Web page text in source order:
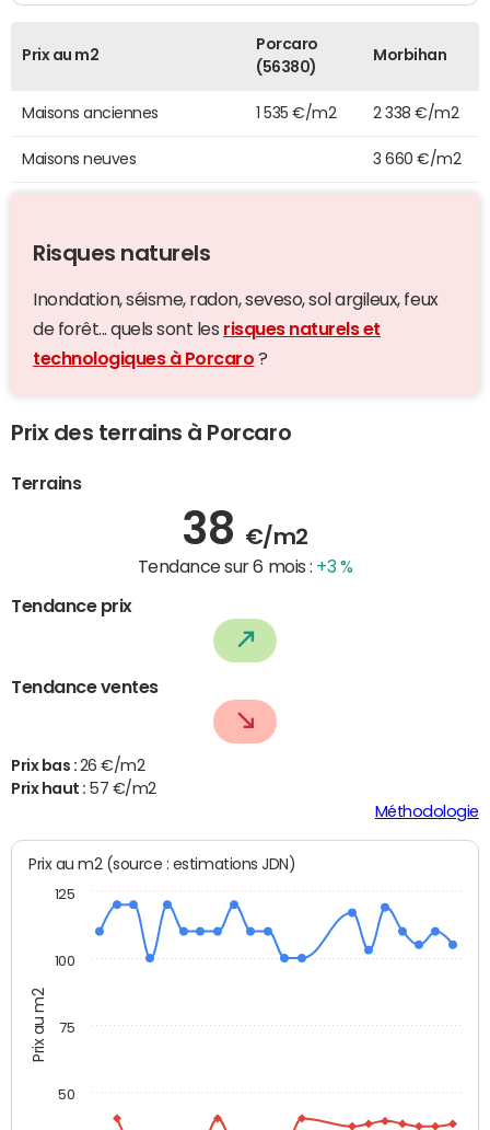
Prix au m2
Porcaro
(56380)
Morbihan
Maisons anciennes 1 535 €/m2 2 338 €/m2
Maisons neuves 3 660 €/m2
Risques naturels
Inondation, séisme, radon, seveso, sol argileux, feux
de forêt... quels sont les risques naturels et
technologiques à Porcaro ?
Prix des terrains à Porcaro
Terrains
38 €/m2
Tendance sur 6 mois : +3 %
Tendance prix
Tendance ventes
Prix bas : 26 €/m2
Prix haut : 57 €/m2
Méthodologie
Prix au m2
Prix au m2 (source : estimations JDN)
50
75
100
125